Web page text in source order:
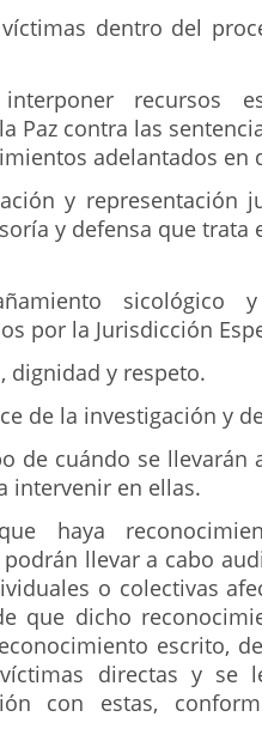
dentro del
recursos
Paz contra las
adelantados en
y representación
y defensa que
por la Jurisdicción
dignidad y respeto.
de la investigación y
de cuándo se llevarán
intervenir en ellas.
haya
llevar a cabo
o colectivas
que dicho
escrito,
directas y se
con estas,